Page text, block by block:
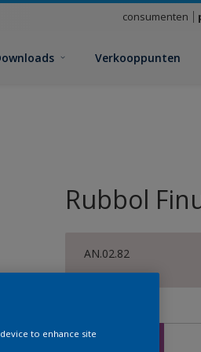
consumenten
Verkooppunten
Rubbol
AN.02.82
500 ML
to enhance site